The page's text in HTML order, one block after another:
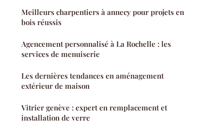
Meilleurs charpentiers à annecy pour projets en
bois réussis
Agencement personnalisé à La Rochelle : les
services de menuiserie
Les dernières tendances en aménagement
extérieur de maison
Vitrier genève : expert en remplacement et
installation de verre